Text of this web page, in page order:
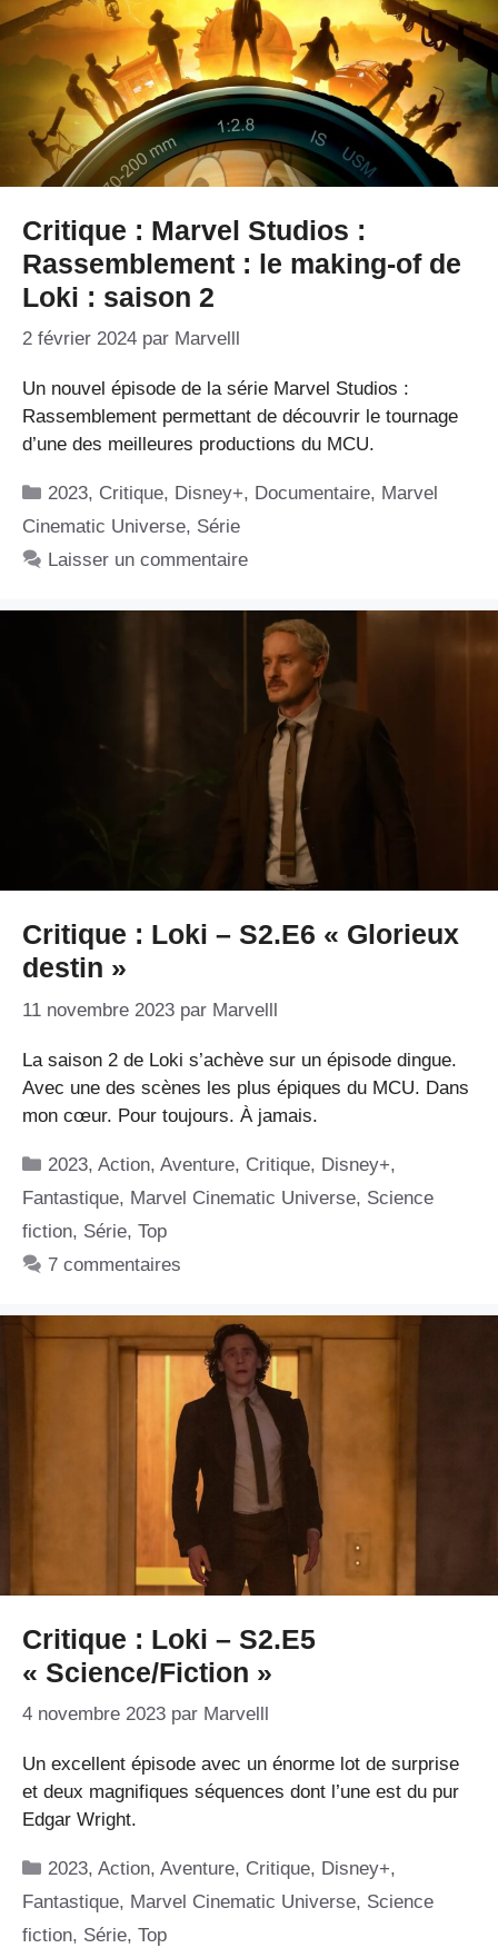
Critique : Marvel Studios :
Rassemblement : le making-of de
Loki : saison 2
2 février 2024 par Marvelll
Un nouvel épisode de la série Marvel Studios :
Rassemblement permettant de découvrir le tournage
d’une des meilleures productions du MCU.
Catégories
2023, Critique, Disney+, Documentaire, Marvel
Cinematic Universe, Série
Laisser un commentaire
Critique : Loki – S2.E6 « Glorieux
destin »
11 novembre 2023 par Marvelll
La saison 2 de Loki s’achève sur un épisode dingue.
Avec une des scènes les plus épiques du MCU. Dans
mon cœur. Pour toujours. À jamais.
Catégories
2023,Action,Aventure, Critique, Disney+,
Fantastique, Marvel Cinematic Universe, Science
fiction, Série, Top
7 commentaires
Critique : Loki – S2.E5
« Science/Fiction »
4 novembre 2023 par Marvelll
Un excellent épisode avec un énorme lot de surprise
et deux magnifiques séquences dont l’une est du pur
Edgar Wright.
Catégories
2023,Action,Aventure, Critique, Disney+,
Fantastique, Marvel Cinematic Universe, Science
fiction, Série, Top